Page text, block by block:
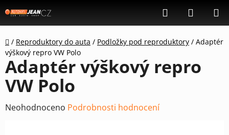
na
obsah
Hledat
KOŠÍK
Domů
/ Reproduktory do auta / Podložky pod reproduktory / Adaptér
výškový repro VW Polo
Adaptér výškový repro
VW Polo
Průměrné
Neohodnoceno Podrobnosti hodnocení